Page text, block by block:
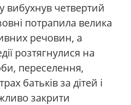
вибухнув четвертий
потрапила велика
речовин, а
розтягнулися на
переселення,
батьків за дітей і
закрити